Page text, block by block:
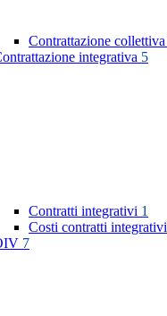
Contrattazione collettiva
integrativa 5
Contratti integrativi 1
Costi contratti integrativi
7